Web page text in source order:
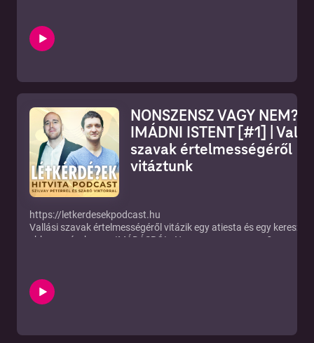
NONSZENSZ VAGY NEM? –
IMÁDNI ISTENT [#1] |
szavak értelmességéről
vitáztunk
https://letkerdesekpodcast.hu
Vallási szavak értelmességéről vitázik egy atiesta és egy
ebben a részben az IMÁDÁSRÓL. Nonszensz vagy nem?
ÍRJ NEKÜNK: letkerdesekpodcast@gmail.com!